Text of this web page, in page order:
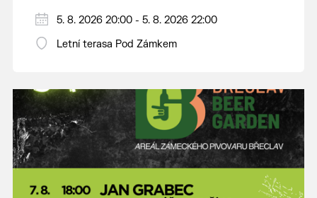
5. 8. 2026 20:00 - 5. 8. 2026 22:00
Letní terasa Pod Zámkem